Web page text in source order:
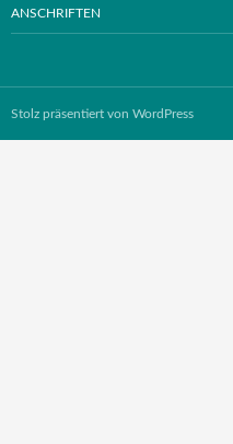
ANSCHRIFTEN
Stolz präsentiert von WordPress